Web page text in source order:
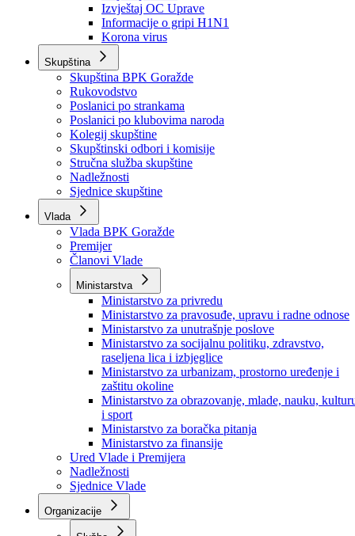
Obavještenja Vlade
Izvještajno prognozna služba Ministarstva privrede
Izvještaj o radu
Izvještaj OC Uprave
Informacije o gripi H1N1
Korona virus
Skupština
Skupština BPK Goražde
Rukovodstvo
Poslanici po strankama
Poslanici po klubovima naroda
Kolegij skupštine
Skupštinski odbori i komisije
Stručna služba skupštine
Nadležnosti
Sjednice skupštine
Vlada
Vlada BPK Goražde
Premijer
Članovi Vlade
Ministarstva
Ministarstvo za privredu
Ministarstvo za pravosuđe, upravu i radne odnose
Ministarstvo za unutrašnje poslove
Ministarstvo za socijalnu politiku, zdravstvo,
raseljena lica i izbjeglice
Ministarstvo za urbanizam, prostorno uređenje i
zaštitu okoline
Ministarstvo za obrazovanje, mlade, nauku,
i sport
Ministarstvo za boračka pitanja
Ministarstvo za finansije
Ured Vlade i Premijera
Nadležnosti
Sjednice Vlade